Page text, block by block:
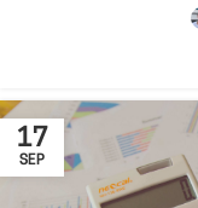
17
SEP